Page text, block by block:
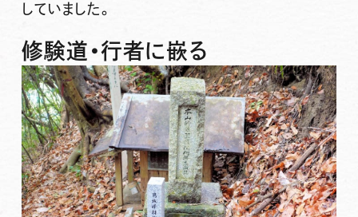
していました。
修験道・行者に嵌る